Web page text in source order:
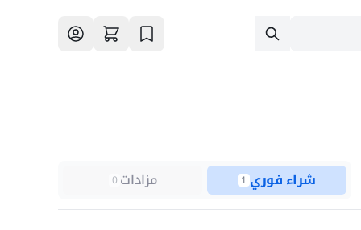
شراء فوري 1 مزادات 0